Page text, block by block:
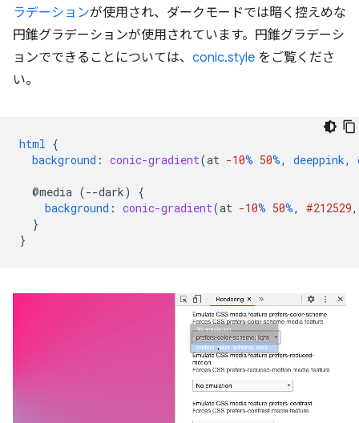
ラデーションが使用され、ダークモードでは暗く控えめな
円錐グラデーションが使用されています。円錐グラデーシ
ョンでできることについては、 conic.style をご覧くださ
い。
html {
background : conic-gradient(at -10% 50%, deeppink,
@media (--dark)
{
background : conic-gradient(at -10% 50%, #212529,
}
}